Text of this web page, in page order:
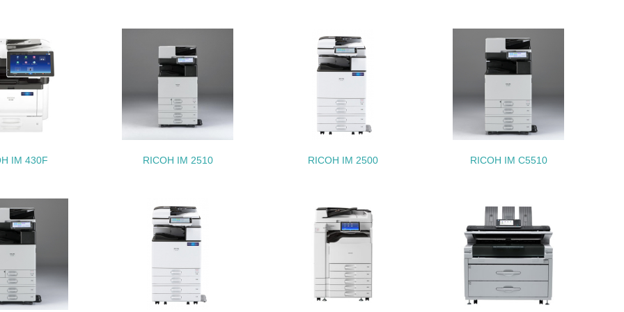
<L1> 「生物多様性保全」に関する取り組み（例：森林保全活動＜植林、天然林保護、間伐＞、認証品の
購入、原材料のトレーサビリティの確認等）を行っている
<L1> 周辺地域の環境保全活動を行い、自治体や地域団体の活動に積極的に参加している
面の取り組み
<L1> 「人権・労働等」に関する方針、規定等を持っている
<L1> 「公正・適正な取引」に関する方針、規定等を持っている
<L1> 「情報セキュリティ」に関する方針、規定等を持っている
IM 430F RICOH IM 2510 RICOH IM 2500 RICOH IM C5510